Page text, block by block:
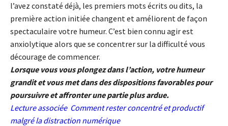
l’avez constaté déjà, les premiers mots écrits ou dits, la
première action initiée changent et améliorent de façon
spectaculaire votre humeur. C’est bien connu agir est
anxiolytique alors que se concentrer sur la difficulté vous
décourage de commencer.
Lorsque vous vous plongez dans l’action, votre humeur
grandit et vous met dans des dispositions favorables pour
poursuivre et affronter une partie plus ardue.
Lecture associée Comment rester concentré et productif
malgré la distraction numérique